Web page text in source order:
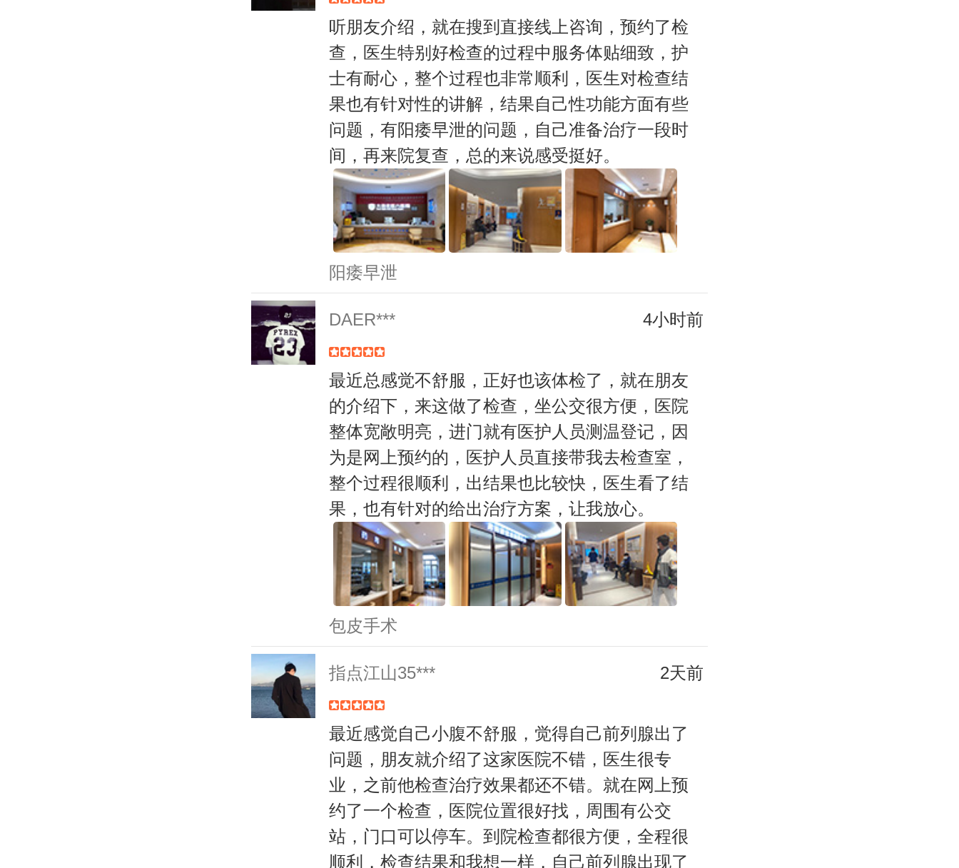
听朋友介绍，就在搜到直接线上咨询，预约了检
查，医生特别好检查的过程中服务体贴细致，护
士有耐心，整个过程也非常顺利，医生对检查结
果也有针对性的讲解，结果自己性功能方面有些
问题，有阳痿早泄的问题，自己准备治疗一段时
间，再来院复查，总的来说感受挺好。
阳痿早泄
DAER*** 4小时前
最近总感觉不舒服，正好也该体检了，就在朋友
的介绍下，来这做了检查，坐公交很方便，医院
整体宽敞明亮，进门就有医护人员测温登记，因
为是网上预约的，医护人员直接带我去检查室，
整个过程很顺利，出结果也比较快，医生看了结
果，也有针对的给出治疗方案，让我放心。
包皮手术
指点江山35*** 2天前
最近感觉自己小腹不舒服，觉得自己前列腺出了
问题，朋友就介绍了这家医院不错，医生很专
业，之前他检查治疗效果都还不错。就在网上预
约了一个检查，医院位置很好找，周围有公交
站，门口可以停车。到院检查都很方便，全程很
顺利，检查结果和我想一样，自己前列腺出现了